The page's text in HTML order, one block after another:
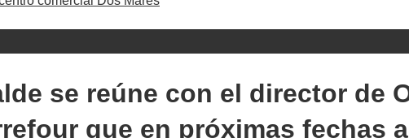
se reúne con el director de
que en próximas fechas